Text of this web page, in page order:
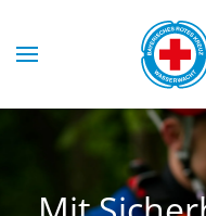
Skip to main